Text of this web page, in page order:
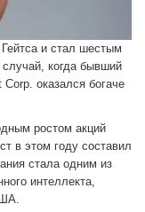
и стал шестым
когда бывший
оказался богаче
ростом акций
в этом году составил
стала одним из
интеллекта,